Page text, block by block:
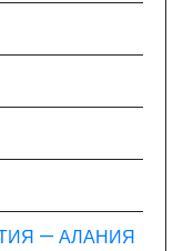
— АЛАНИЯ